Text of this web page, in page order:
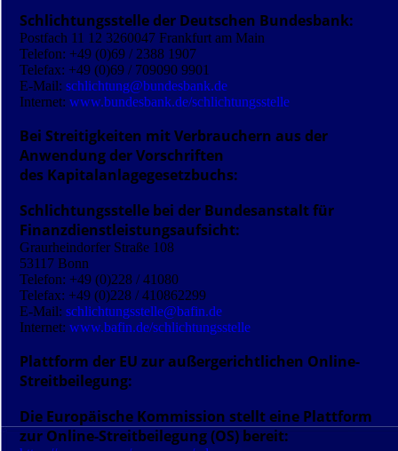
Schlichtungsstelle der Deutschen Bundesbank:
Postfach 11 12 3260047 Frankfurt am Main
Telefon: +49 (0)69 / 2388 1907
Telefax: +49 (0)69 / 709090 9901
E-Mail:schlichtung@bundesbank.de
Internet:www.bundesbank.de/schlichtungsstelle
Bei Streitigkeiten mit Verbrauchern aus der
Anwendung der Vorschriften
des Kapitalanlagegesetzbuchs:
Schlichtungsstelle bei der Bundesanstalt für
Finanzdienst­leistungsaufsicht:
Graurheindorfer Straße 108
53117 Bonn
Telefon: +49 (0)228 / 41080
Telefax: +49 (0)228 / 410862299
E-Mail:schlichtungsstelle@bafin.de
Internet:www.bafin.de/schlichtungsstelle
Plattform der EU zur außergerichtlichen Online-
Streitbeilegung:
Die Europäische Kommission stellt eine Plattform
zur Online-Streitbeilegung (OS) bereit: